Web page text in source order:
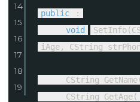
14
15
16
17
18
19
public
:
void
iAge, CString
CString
CString GetAge(